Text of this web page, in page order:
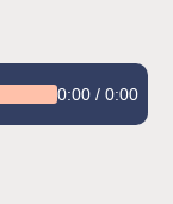
0:00/ 0:00